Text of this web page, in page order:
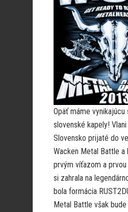
Opäť máme vynikajúcu
slovenské kapely!
Slovensko prijaté do
Wacken Metal Battle a
prvým víťazom a
si zahrala na
bola formácia
Metal Battle však